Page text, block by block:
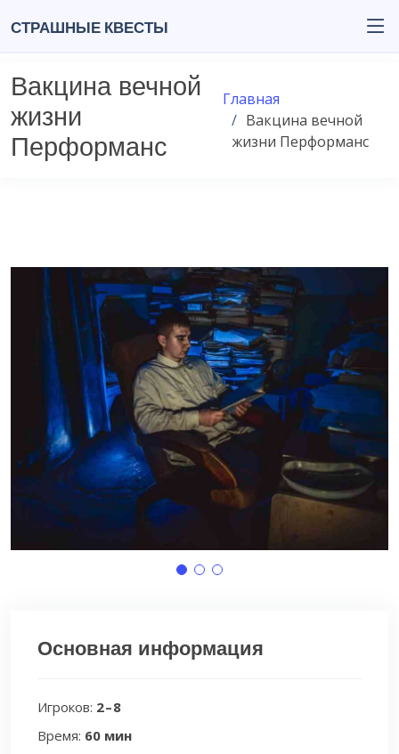
Страшные квесты
Вакцина вечной
жизни
Перформанс
Главная
Вакцина вечной
жизни Перформанс
Основная информация
Игроков: 2 – 8
Время: 60 мин